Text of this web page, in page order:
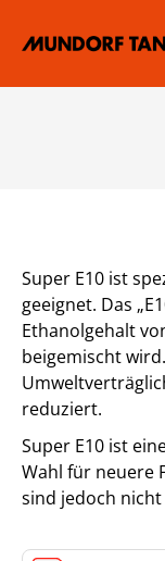
Super E10 ist
geeignet. Das
Ethanolgehalt
beigemischt
reduziert.
Super E10 ist
Wahl für neuere
sind jedoch nicht